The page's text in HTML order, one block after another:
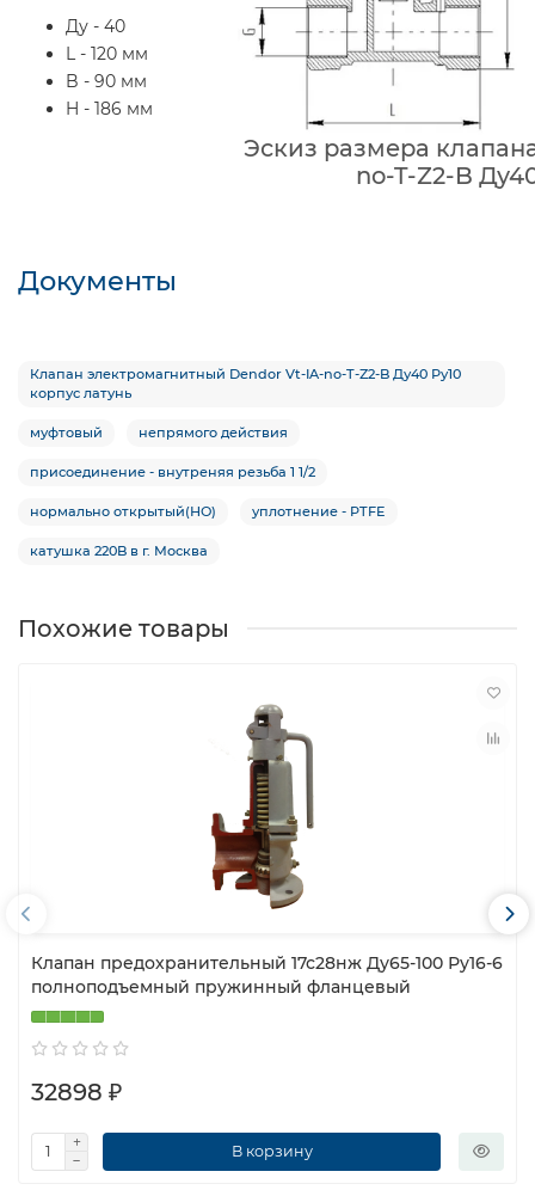
Ду - 40
L - 120 мм
B - 90 мм
H - 186 мм
Эскиз размера
no-T-Z2-B
Документы
Клапан электромагнитный Dendor Vt-IA-no-T-Z2-B Ду40 Ру10
корпус латунь
муфтовый непрямого действия
присоединение - внутреняя резьба 1 1/2
нормально открытый(НО) уплотнение - PTFE
катушка 220B в г. Москва
Похожие товары
Клапан предохранительный 17с28нж Ду65-100 Ру16-6
полноподъемный пружинный фланцевый
32898 ₽
В корзину